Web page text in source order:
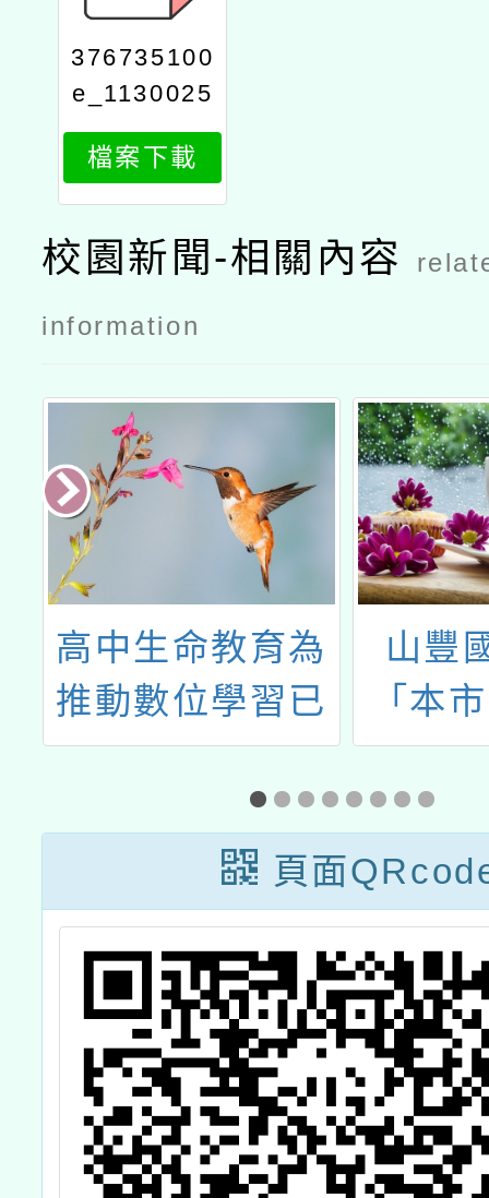
376735100
e_1130025
575_attach
2
檔案下載
校園新聞-相關內容
information
高中生命教育為
推動數位學習已
建置「適性教學
教材研發實驗計
劃」數位學習平
臺
山豐
「本
SEL
礎培
（
頁面